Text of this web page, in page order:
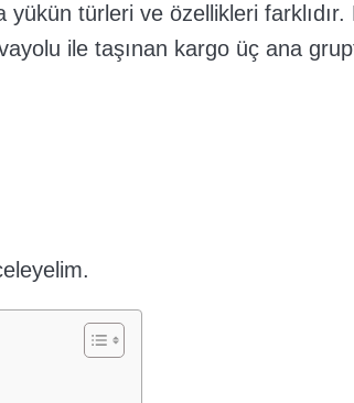
yükün türleri ve özellikleri farklıdır.
ile taşınan kargo üç ana